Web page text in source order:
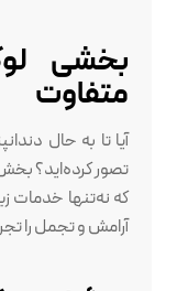
بخشی
متفاوت
آیا تا به حال
که نه‌تنها خدمات
آرامش و تجمل را